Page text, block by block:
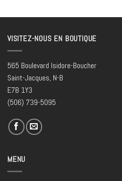
VISITEZ-NOUS EN BOUTIQUE
565 Boulevard Isidore-Boucher
Saint-Jacques, N-B
E7B 1Y3
(506) 739-5095
MENU